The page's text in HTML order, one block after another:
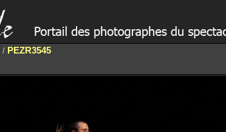
/ PEZR3545